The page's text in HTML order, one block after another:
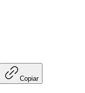
Copiar